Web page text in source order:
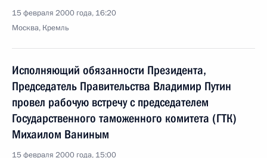
15 февраля 2000 года, 16:20
Москва, Кремль
Исполняющий обязанности Президента,
Председатель Правительства Владимир Путин
провел рабочую встречу с председателем
Государственного таможенного комитета (ГТК)
Михаилом Ваниным
15 февраля 2000 года, 15:00